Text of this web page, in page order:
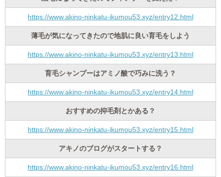
https://www.akino-ninkatu-ikumou53.xyz/entry12.html
薄毛が気になってきたので地肌に良い育毛をしよう
https://www.akino-ninkatu-ikumou53.xyz/entry13.html
育毛シャンプーはアミノ酸で巧みに洗う？
https://www.akino-ninkatu-ikumou53.xyz/entry14.html
おすすめの抑毛剤とかある？
https://www.akino-ninkatu-ikumou53.xyz/entry15.html
アキノのブログがスタートする？
https://www.akino-ninkatu-ikumou53.xyz/entry16.html